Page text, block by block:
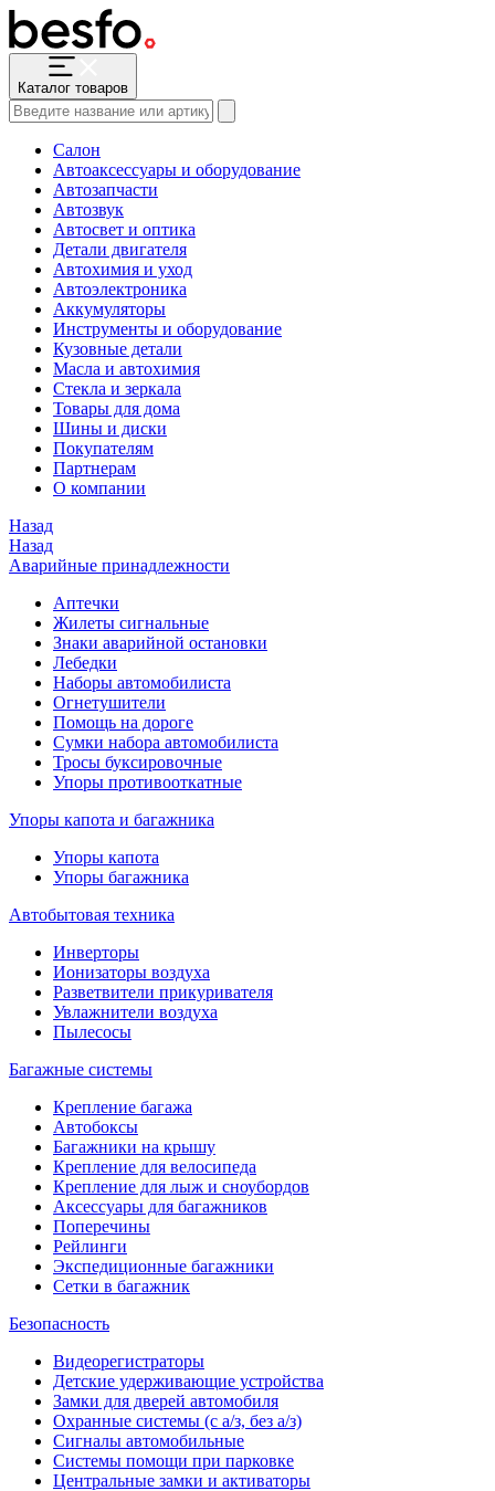
Каталог товаров
Салон
Автоаксессуары и оборудование
Автозапчасти
Автозвук
Автосвет и оптика
Детали двигателя
Автохимия и уход
Автоэлектроника
Аккумуляторы
Инструменты и оборудование
Кузовные детали
Масла и автохимия
Стекла и зеркала
Товары для дома
Шины и диски
Покупателям
Партнерам
О компании
Назад
Назад
Аварийные принадлежности
Аптечки
Жилеты сигнальные
Знаки аварийной остановки
Лебедки
Наборы автомобилиста
Огнетушители
Помощь на дороге
Сумки набора автомобилиста
Тросы буксировочные
Упоры противооткатные
Упоры капота и багажника
Упоры капота
Упоры багажника
Автобытовая техника
Инверторы
Ионизаторы воздуха
Разветвители прикуривателя
Увлажнители воздуха
Пылесосы
Багажные системы
Крепление багажа
Автобоксы
Багажники на крышу
Крепление для велосипеда
Крепление для лыж и сноубордов
Аксессуары для багажников
Поперечины
Рейлинги
Экспедиционные багажники
Сетки в багажник
Безопасность
Видеорегистраторы
Детские удерживающие устройства
Замки для дверей автомобиля
Охранные системы (с а/з, без а/з)
Сигналы автомобильные
Системы помощи при парковке
Центральные замки и активаторы